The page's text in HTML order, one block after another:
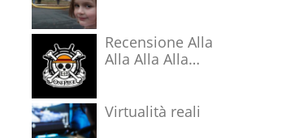
Recensione Alla
Alla Alla Alla
Virtualità reali